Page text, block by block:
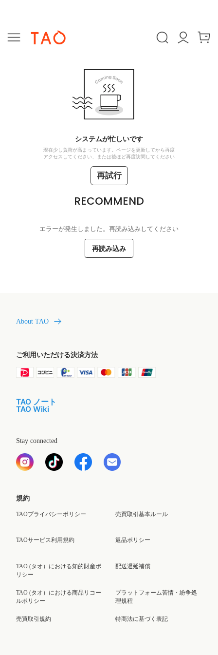
システムが忙しいです
現在少し負荷が高まっています。ページを更新してから再度
アクセスしてください、または後ほど再度訪問してください
再試行
RECOMMEND
エラーが発生しました。再読み込みしてください
再読み込み
About TAO
ご利用いただける決済方法
TAO ノート
TAO Wiki
Stay connected
規約
TAOプライバシーポリシー
TAOサービス利用規約
TAO (タオ）における知的財産ポ
リシー
TAO (タオ）における商品リコー
ルポリシー
売買取引規約
売買取引基本ルール
返品ポリシー
配送遅延補償
プラットフォーム苦情・紛争処
理規程
特商法に基づく表記